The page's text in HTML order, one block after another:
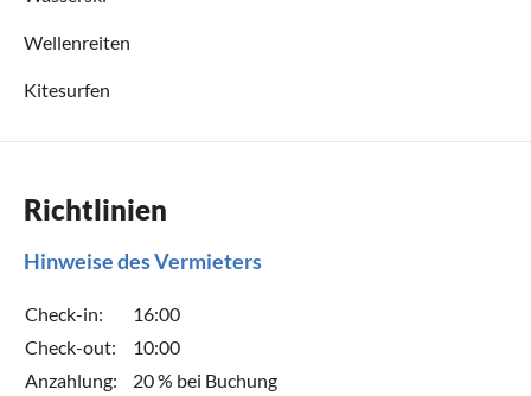
Wellenreiten
Kitesurfen
Richtlinien
Hinweise des Vermieters
Check-in:
16:00
Check-out:
10:00
Anzahlung:
20 % bei Buchung